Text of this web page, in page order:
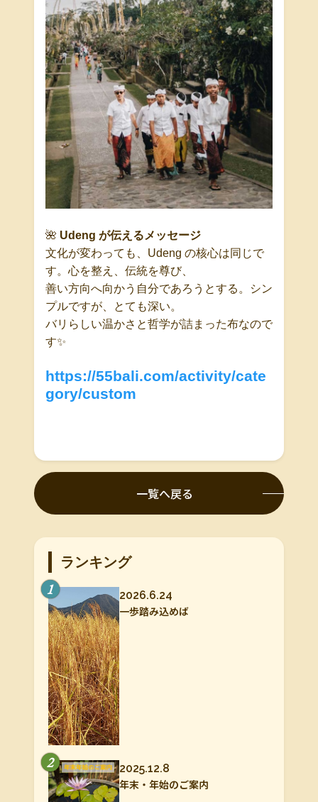
🌺 Udeng が伝えるメッセージ
文化が変わっても、 Udeng の核心は同じで
す。 心を整え、 伝統を尊び、
善い方向へ向かう自分であろうとする。
シン
プルですが、とても深い。
バリらしい温かさと哲学が詰まった布なので
す✨
https://55bali.com/activity/cate
gory/custom
一覧へ戻る
ランキング
1
2026.6.24
一歩踏み込めば
2 2025.12.8
年末・年始のご案内